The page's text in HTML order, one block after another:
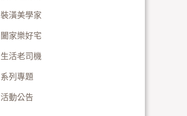
裝潢美學家
闔家樂好宅
生活老司機
系列專題
活動公告